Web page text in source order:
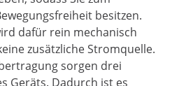
besitzen.
dafür rein mechanisch
zusätzliche Stromquelle.
sorgen drei
Geräts. Dadurch ist es